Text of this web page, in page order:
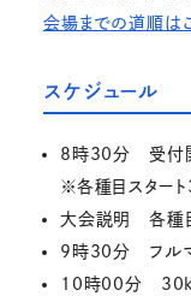
会場までの道順は
スケジュール
8時30分 受付
※各種目スター
大会説明 各種
9時30分 フルマ
10時00分